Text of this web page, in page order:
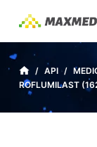
l
a
/ API /
ROFLUMILAST